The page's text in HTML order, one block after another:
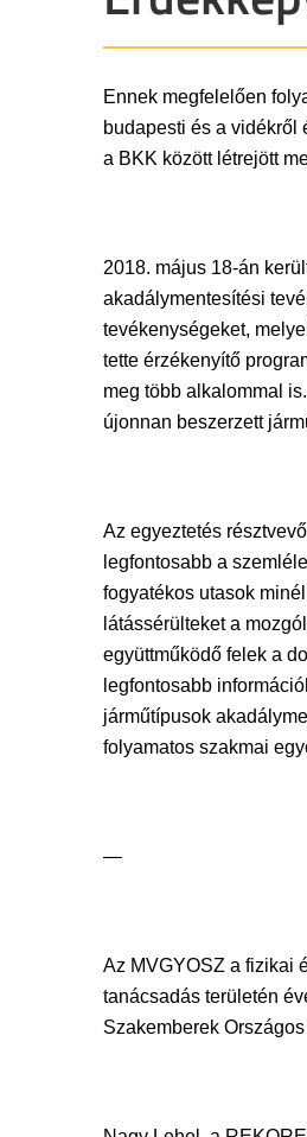
Ennek megfelelően
budapesti és a vidékről
a BKK között létrejött
2018. május 18-án
akadálymentesítési
tevékenységeket,
tette érzékenyítő
meg több alkalommal
újonnan beszerzett
Az egyeztetés
legfontosabb a
fogyatékos utasok
látássérülteket a
együttműködő felek a
legfontosabb
járműtípusok
folyamatos szakmai
—
Az MVGYOSZ a fizikai
tanácsadás területén
Szakemberek